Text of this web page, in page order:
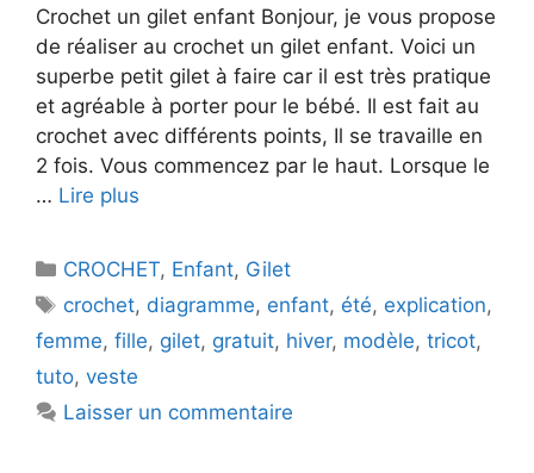
Crochet un gilet enfant Bonjour, je vous propose
de réaliser au crochet un gilet enfant. Voici un
superbe petit gilet à faire car il est très pratique
et agréable à porter pour le bébé. Il est fait au
crochet avec différents points, Il se travaille en
2 fois. Vous commencez par le haut. Lorsque le
… Lire plus
Catégories
CROCHET, Enfant, Gilet
Étiquettes
crochet, diagramme, enfant, été, explication,
femme, fille, gilet, gratuit, hiver, modèle, tricot,
tuto, veste
Laisser un commentaire